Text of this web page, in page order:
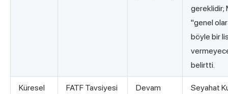
gereklidir;
"genel
böyle bir
belirtti.
Küresel
FATF Tavsiyesi
Devam
Seyahat